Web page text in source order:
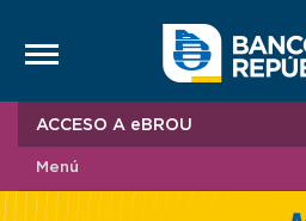
ACCESO A eBROU
Menú